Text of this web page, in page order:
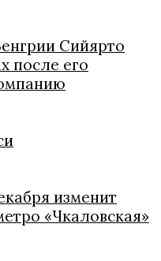
Сийярто
после его
изменит
«Чкаловская»